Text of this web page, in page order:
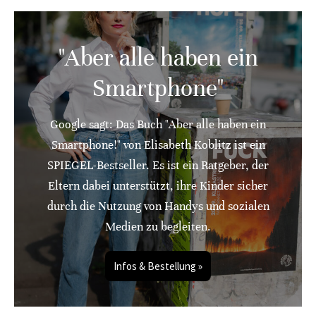
"Aber alle haben ein
Smartphone"
Google sagt: Das Buch "Aber alle haben ein
Smartphone!" von Elisabeth Koblitz ist ein
SPIEGEL-Bestseller. Es ist ein Ratgeber, der
Eltern dabei unterstützt, ihre Kinder sicher
durch die Nutzung von Handys und sozialen
Medien zu begleiten.
Infos & Bestellung »